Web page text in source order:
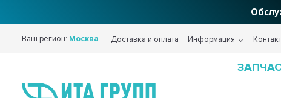
Ваш регион: Москва Доставка и оплата Информация